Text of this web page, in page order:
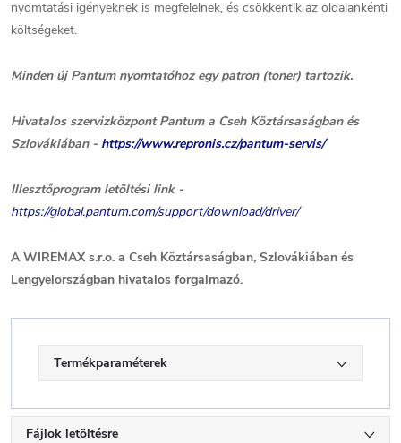
nyomtatási igényeknek is megfelelnek, és csökkentik az oldalankénti
költségeket.
Minden új Pantum nyomtatóhoz egy patron (toner) tartozik.
Hivatalos szervizközpont Pantum a Cseh Köztársaságban és
Szlovákiában - https://www.repronis.cz/pantum-servis/
Illesztőprogram letöltési link -
https://global.pantum.com/support/download/driver/
A WIREMAX s.r.o. a Cseh Köztársaságban, Szlovákiában és
Lengyelországban hivatalos forgalmazó.
Termékparaméterek
Fájlok letöltésre